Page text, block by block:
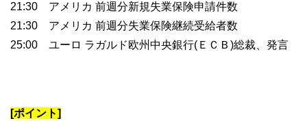
21:30 アメリカ 前週分新規失業保険申請件数
21:30 アメリカ 前週分失業保険継続受給者数
25:00 ユーロ ラガルド欧州中央銀行(ＥＣＢ)総裁、発言
[ポイント]